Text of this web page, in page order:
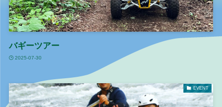
バギーツアー
2025-07-30
EVENT